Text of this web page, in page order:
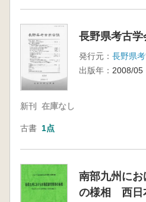
長野県考古
発行元： 長野県
出版年： 2008/05
新刊 在庫なし
古書 1点
南部九州にお
の様相 西日